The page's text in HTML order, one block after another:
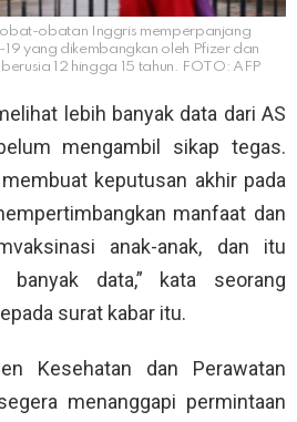
obatan Inggris memperpanjang
yang dikembangkan oleh Pfizer dan
12 hingga 15 tahun. FOTO: AFP
lebih banyak data dari AS
mengambil sikap tegas.
keputusan akhir pada
manfaat dan
anak-anak, dan itu
banyak data,” kata seorang
surat kabar itu.
Kesehatan dan Perawatan
menanggapi permintaan